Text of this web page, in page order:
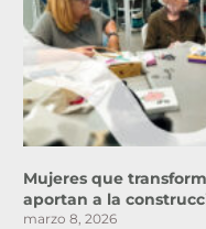
Mujeres que
aportan a la
marzo 8, 2026